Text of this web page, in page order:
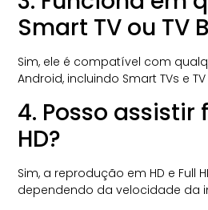
Smart TV ou TV
Sim, ele é compatível com
Android, incluindo Smart TVs e TV
4. Posso assistir
HD?
Sim, a reprodução em HD e Full
dependendo da velocidade da